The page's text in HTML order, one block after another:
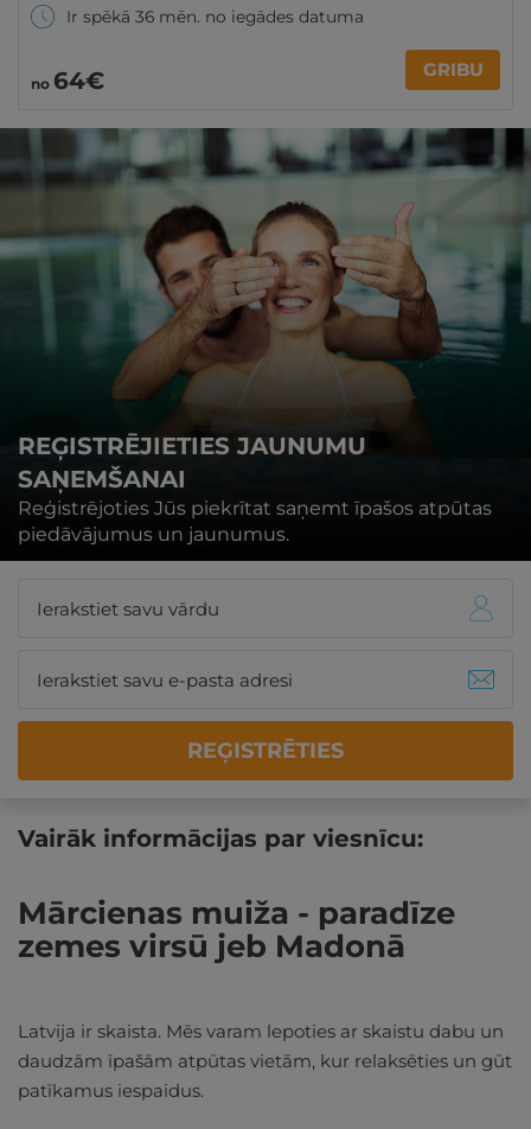
Ir spēkā 36 mēn. no iegādes datuma
no 64€ GRIBU
REĢISTRĒJIETIES JAUNUMU
SAŅEMŠANAI
Reģistrējoties Jūs piekrītat saņemt īpašos atpūtas
piedāvājumus un jaunumus.
REĢISTRĒTIES
Vairāk informācijas par viesnīcu:
Mārcienas muiža - paradīze
zemes virsū jeb Madonā
Latvija ir skaista. Mēs varam lepoties ar skaistu dabu un
daudzām īpašām atpūtas vietām, kur relaksēties un gūt
patīkamus iespaidus.